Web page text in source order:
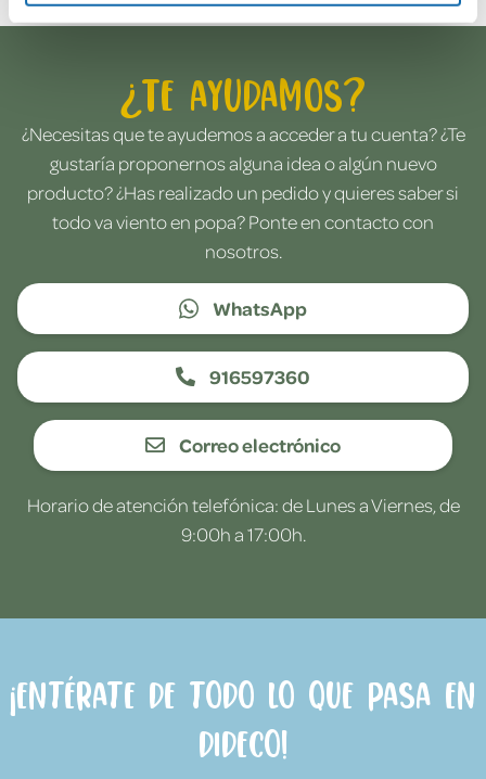
¿Te ayudamos?
¿Necesitas que te ayudemos a acceder a tu cuenta? ¿Te
gustaría proponernos alguna idea o algún nuevo
producto? ¿Has realizado un pedido y quieres saber si
todo va viento en popa? Ponte en contacto con
nosotros.
WhatsApp
916597360
Correo electrónico
Horario de atención telefónica: de Lunes a Viernes, de
9:00h a 17:00h.
¡Entérate de todo lo que pasa en
Dideco!